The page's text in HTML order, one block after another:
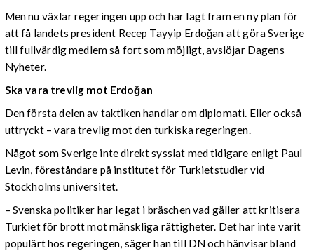
Men nu växlar regeringen upp och har lagt fram en ny plan för
att få landets president Recep Tayyip Erdoğan att göra Sverige
till fullvärdig medlem så fort som möjligt, avslöjar Dagens
Nyheter.
Ska vara trevlig mot Erdoğan
Den första delen av taktiken handlar om diplomati. Eller också
uttryckt – vara trevlig mot den turkiska regeringen.
Något som Sverige inte direkt sysslat med tidigare enligt Paul
Levin, föreståndare på institutet för Turkietstudier vid
Stockholms universitet.
– Svenska politiker har legat i bräschen vad gäller att kritisera
Turkiet för brott mot mänskliga rättigheter. Det har inte varit
populärt hos regeringen, säger han till DN och hänvisar bland